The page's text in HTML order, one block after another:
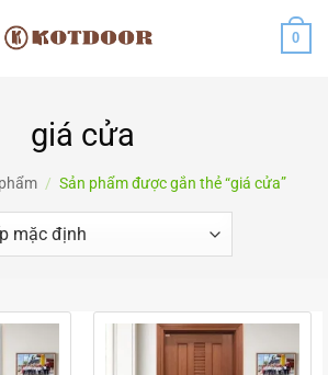
0
giá cửa
/ Sản phẩm được gắn thẻ “giá cửa”